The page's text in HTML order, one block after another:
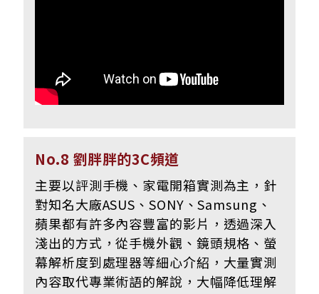
No.8 劉胖胖的3C頻道
主要以評測手機、家電開箱實測為主，針
對知名大廠ASUS、SONY、Samsung、
蘋果都有許多內容豐富的影片，透過深入
淺出的方式，從手機外觀、鏡頭規格、螢
幕解析度到處理器等細心介紹，大量實測
內容取代專業術語的解說，大幅降低理解